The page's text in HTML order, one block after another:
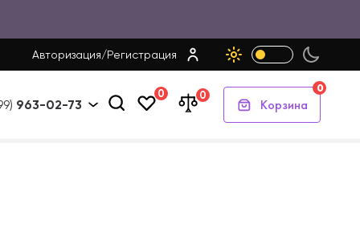
Авторизация/Регистрация
963-02-73
0 0
Корзина
0